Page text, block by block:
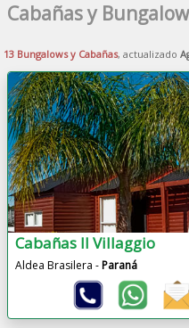
Cabañas y
13 Bungalows y Cabañas, actualizado
Cabañas Il Villaggio
Aldea Brasilera -Paraná